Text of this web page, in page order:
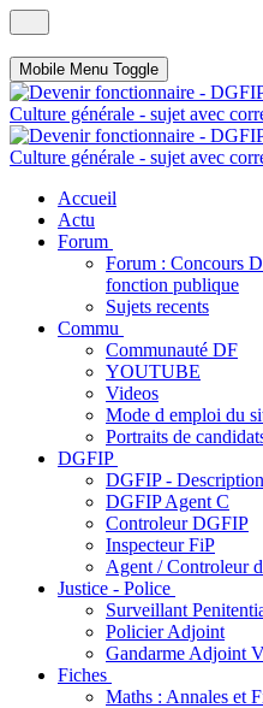
Mobile Menu Toggle
Accueil
Actu
Forum
Forum : Concours
fonction publique
Sujets recents
Commu
Communauté DF
YOUTUBE
Videos
Mode d emploi du
Portraits de
DGFIP
DGFIP - Description
DGFIP Agent C
Controleur DGFIP
Inspecteur FiP
Agent / Controleur
Justice - Police
Surveillant
Policier Adjoint
Gandarme Adjoint
Fiches
Maths : Annales et